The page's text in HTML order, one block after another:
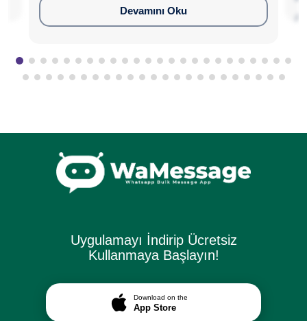
Devamını Oku
Uygulamayı İndirip Ücretsiz
Kullanmaya Başlayın!
Download on the
App Store